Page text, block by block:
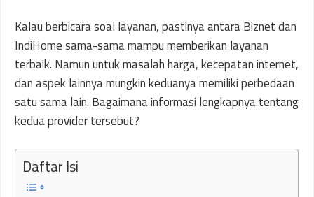
Kalau berbicara soal layanan, pastinya antara Biznet dan
IndiHome sama-sama mampu memberikan layanan
terbaik. Namun untuk masalah harga, kecepatan internet,
dan aspek lainnya mungkin keduanya memiliki perbedaan
satu sama lain. Bagaimana informasi lengkapnya tentang
kedua provider tersebut?
Daftar Isi